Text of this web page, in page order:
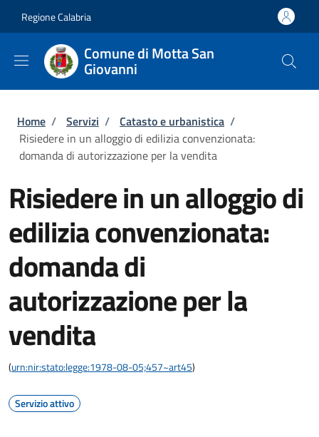
Regione Calabria
Comune di Motta San
Giovanni
Briciole di pane
Home / Servizi / Catasto e urbanistica /
Risiedere in un alloggio di edilizia convenzionata:
domanda di autorizzazione per la vendita
Risiedere in un alloggio di
edilizia convenzionata:
domanda di
autorizzazione per la
vendita
(urn:nir:stato:legge:1978-08-05;457~art45)
Servizio attivo